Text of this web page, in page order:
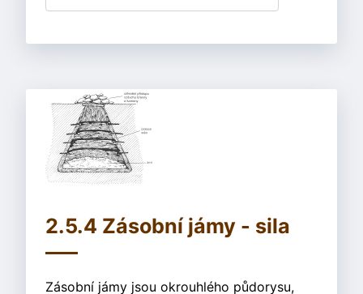
2.5.4 Zásobní jámy - sila
Zásobní jámy jsou okrouhlého půdorysu,